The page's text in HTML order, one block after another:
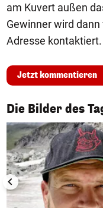
am Kuvert außen
Gewinner wird
Adresse kontaktiert.
Jetzt kommentieren
Die Bilder des
1/50